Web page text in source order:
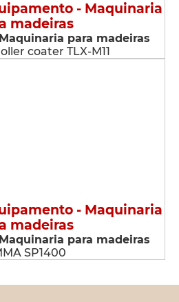
- Maquinaria
madeiras
para madeiras
coater TLX-M11
- Maquinaria
madeiras
para madeiras
SP1400